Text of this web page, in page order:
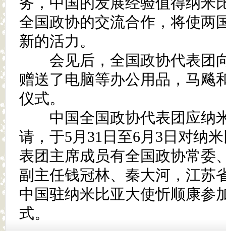
全国政协的交流合作，将使两
新的活力。
会见后，全国政协代表团
赠送了电脑等办公用品，马飚
仪式。
中国全国政协代表团应纳
请，于5月31日至6月3日对纳
表团主席成员有全国政协常委
副主任钱冠林、秦大河，江苏
中国驻纳米比亚大使忻顺康参
式。